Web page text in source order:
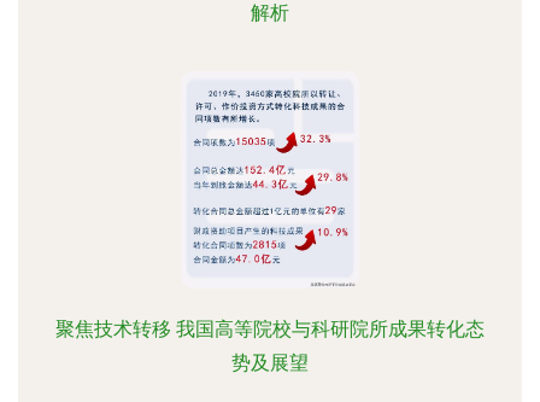
解析
聚焦技术转移 我国高等院校与科研院所成果转化态
势及展望